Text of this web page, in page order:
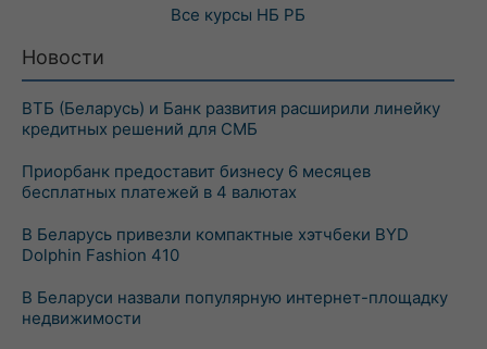
Все курсы НБ РБ
Новости
ВТБ (Беларусь) и Банк развития расширили линейку
кредитных решений для СМБ
Приорбанк предоставит бизнесу 6 месяцев
бесплатных платежей в 4 валютах
В Беларусь привезли компактные хэтчбеки BYD
Dolphin Fashion 410
В Беларуси назвали популярную интернет-площадку
недвижимости